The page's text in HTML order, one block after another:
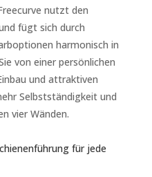
nutzt den
fügt sich durch
harmonisch in
von einer persönlichen
und attraktiven
Selbstständigkeit und
vier Wänden.
für jede